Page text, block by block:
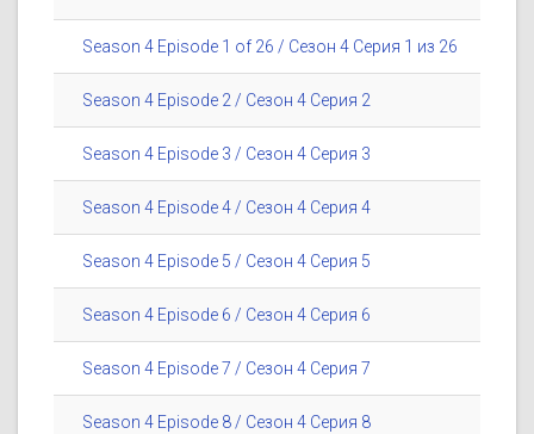
Season 4 Episode 1 of 26 / Сезон 4 Серия 1 из 26
Season 4 Episode 2 / Сезон 4 Серия 2
Season 4 Episode 3 / Сезон 4 Серия 3
Season 4 Episode 4 / Сезон 4 Серия 4
Season 4 Episode 5 / Сезон 4 Серия 5
Season 4 Episode 6 / Сезон 4 Серия 6
Season 4 Episode 7 / Сезон 4 Серия 7
Season 4 Episode 8 / Сезон 4 Серия 8